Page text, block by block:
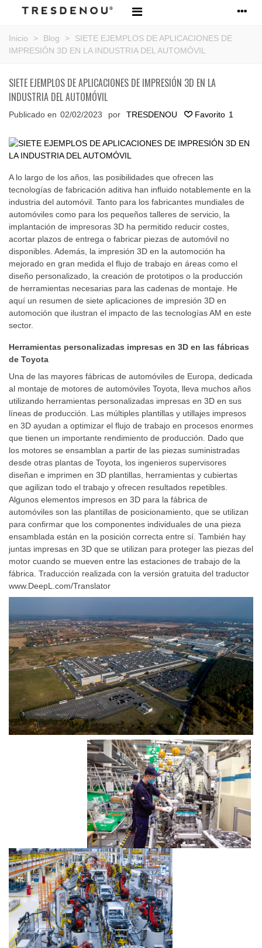
Inicio > Blog >
SIETE EJEMPLOS DE APLICACIONES DE
IMPRESIÓN 3D EN LA INDUSTRIA DEL AUTOMÓVIL
SIETE EJEMPLOS DE APLICACIONES DE IMPRESIÓN 3D EN LA
INDUSTRIA DEL AUTOMÓVIL
Publicado en 02/02/2023 por TRESDENOU Favorito 1
A lo largo de los años, las posibilidades que ofrecen las
tecnologías de fabricación aditiva han influido notablemente en la
industria del automóvil. Tanto para los fabricantes mundiales de
automóviles como para los pequeños talleres de servicio, la
implantación de impresoras 3D ha permitido reducir costes,
acortar plazos de entrega o fabricar piezas de automóvil no
disponibles. Además, la impresión 3D en la automoción ha
mejorado en gran medida el flujo de trabajo en áreas como el
diseño personalizado, la creación de prototipos o la producción
de herramientas necesarias para las cadenas de montaje. He
aquí un resumen de siete aplicaciones de impresión 3D en
automoción que ilustran el impacto de las tecnologías AM en este
sector.
Herramientas personalizadas impresas en 3D en las fábricas
de Toyota
Una de las mayores fábricas de automóviles de Europa, dedicada
al montaje de motores de automóviles Toyota, lleva muchos años
utilizando herramientas personalizadas impresas en 3D en sus
líneas de producción. Las múltiples plantillas y utillajes impresos
en 3D ayudan a optimizar el flujo de trabajo en procesos enormes
que tienen un importante rendimiento de producción. Dado que
los motores se ensamblan a partir de las piezas suministradas
desde otras plantas de Toyota, los ingenieros supervisores
diseñan e imprimen en 3D plantillas, herramientas y cubiertas
que agilizan todo el trabajo y ofrecen resultados repetibles.
Algunos elementos impresos en 3D para la fábrica de
automóviles son las plantillas de posicionamiento, que se utilizan
para confirmar que los componentes individuales de una pieza
ensamblada están en la posición correcta entre sí. También hay
juntas impresas en 3D que se utilizan para proteger las piezas del
motor cuando se mueven entre las estaciones de trabajo de la
fábrica. Traducción realizada con la versión gratuita del traductor
www.DeepL.com/Translator